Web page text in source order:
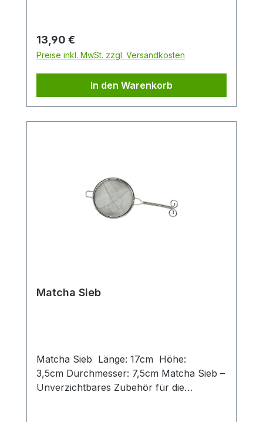
schnell nachwachsender Rohstoff.
Regulärer Preis:
13,90 €
Preise inkl. MwSt. zzgl. Versandkosten
In den Warenkorb
Matcha Sieb
Matcha Sieb Länge: 17cm Höhe:
3,5cm Durchmesser: 7,5cm Matcha Sieb –
Unverzichtbares Zubehör für die